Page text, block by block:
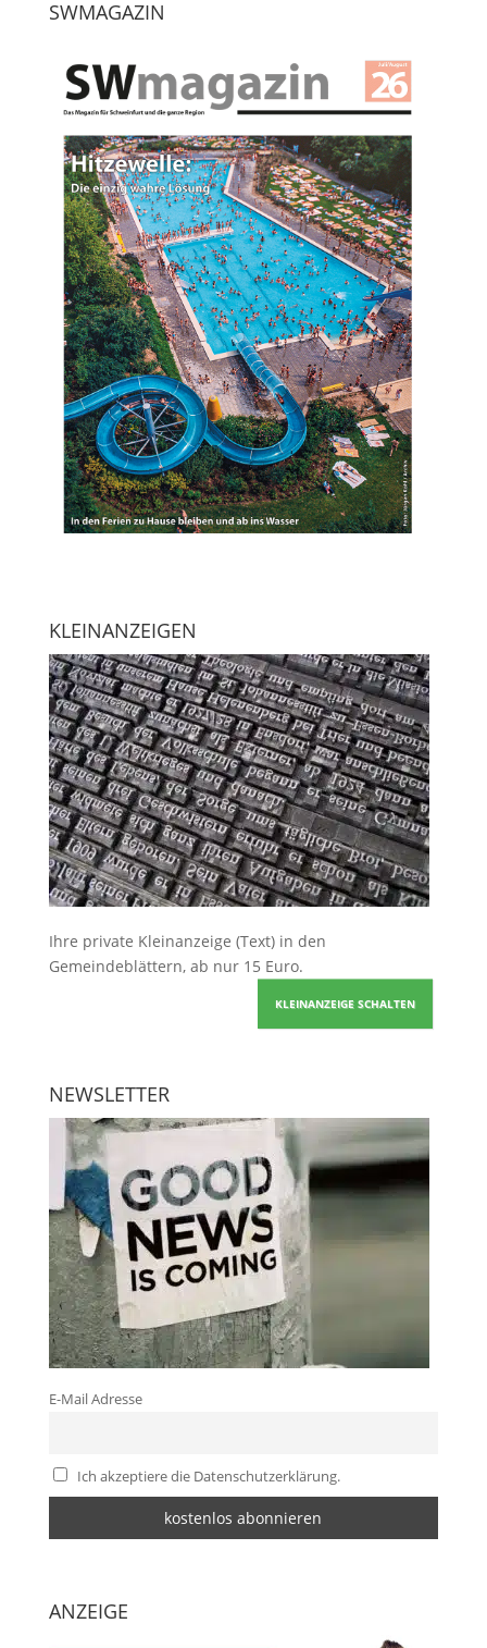
SWMAGAZIN
KLEINANZEIGEN
Ihre private Kleinanzeige (Text) in den
Gemeindeblättern, ab nur 15 Euro.
KLEINANZEIGE SCHALTEN
NEWSLETTER
E-Mail Adresse
Ich akzeptiere die Datenschutzerklärung.
ANZEIGE